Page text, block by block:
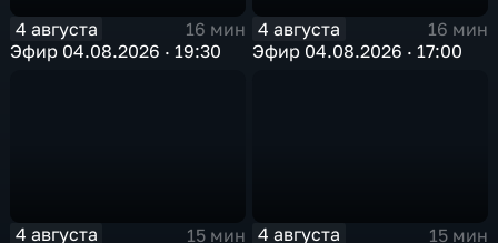
4 августа
16 мин
Эфир 04.08.2026 · 19:30
4 августа
16 мин
Эфир 04.08.2026 · 17:00
4 августа
15 мин
4 августа
15 мин